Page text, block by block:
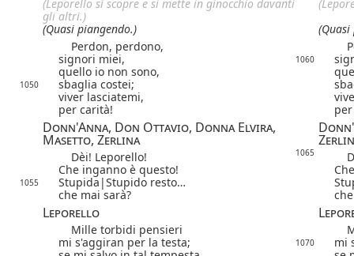
(Leporello si scopre e si mette in ginocchio davanti
gli altri.)
(Quasi piangendo.)
Perdon, perdono,
signori miei,
1060
quello io non sono,
1050 sbaglia costei;
viver lasciatemi,
per carità!
Donn'Anna, Don Ottavio, Donna Elvira,
Masetto, Zerlina
Dèi! Leporello! 1065
Che inganno è questo!
1055 Stupida|Stupido resto…
che mai sarà?
Leporello
Mille torbidi pensieri
mi s'aggiran per la testa;
1070
mi